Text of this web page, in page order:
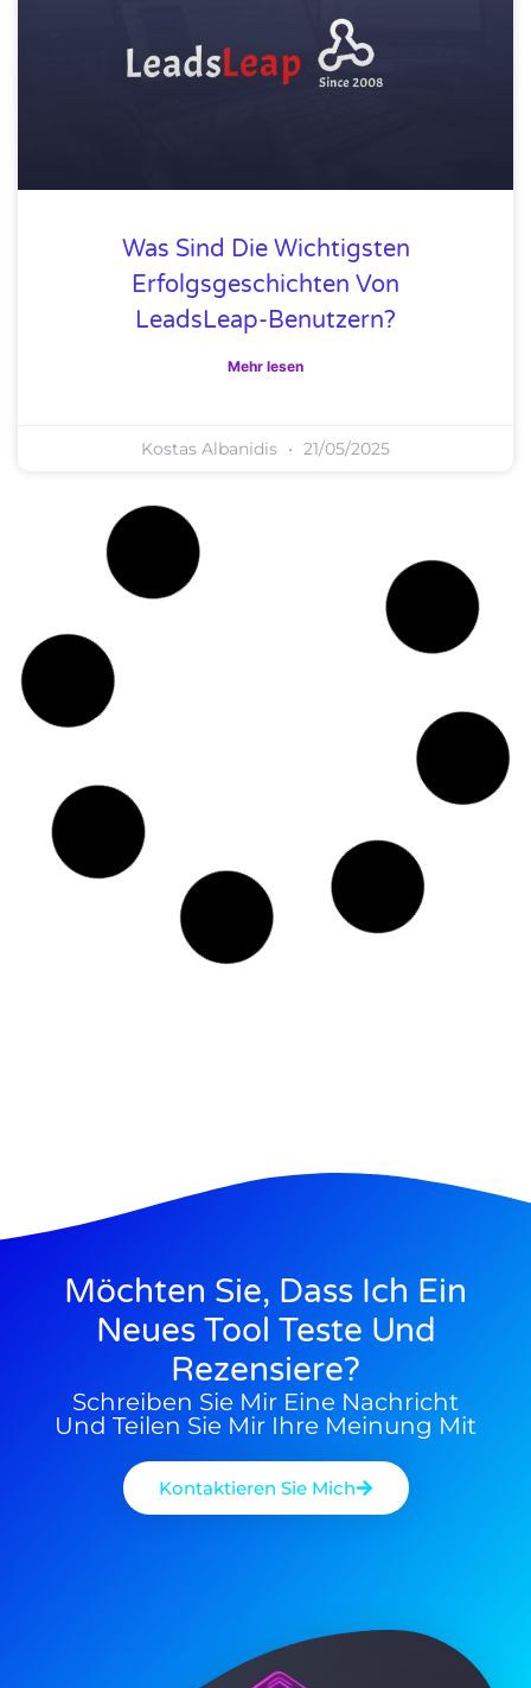
Was Sind Die Wichtigsten
Erfolgsgeschichten Von
LeadsLeap-Benutzern?
Mehr lesen
Kostas Albanidis 21/05/2025
19/05/2025
18/05/2025